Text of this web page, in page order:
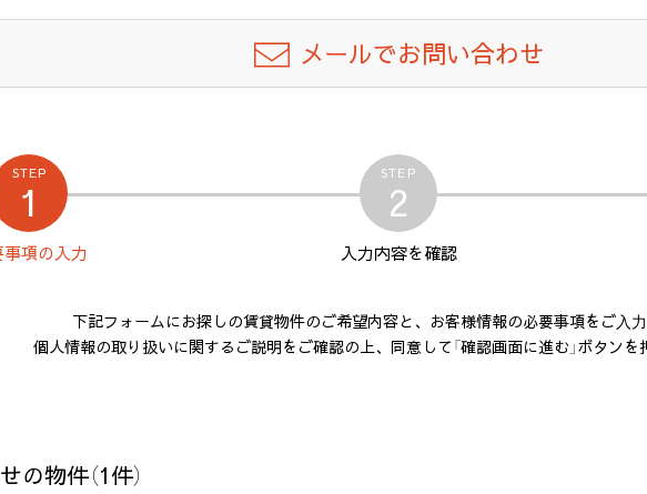
メールでお問い合わせ
STEP
1
項の入力
STEP
2
入力内容を確認
下記フォームにお探しの賃貸物件のご希望内容と、お客様情報の必要事項をご⼊⼒
個人情報の取り扱いに関するご説明をご確認の上、同意して「確認画面に進む」ボタンを
の物件（1件）